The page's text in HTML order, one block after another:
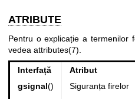
ATRIBUTE
Pentru o explicație a termenilor
vedea attributes(7)
Interfață Atribut
gsignal() Siguranța firelor